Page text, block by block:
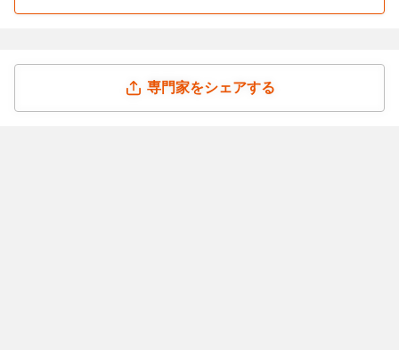
専門家をシェアする